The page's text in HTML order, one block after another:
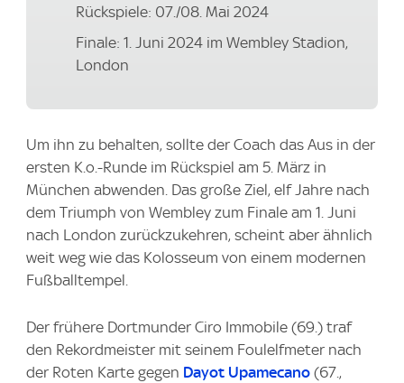
Rückspiele: 07./08. Mai 2024
Finale: 1. Juni 2024 im Wembley Stadion,
London
Um ihn zu behalten, sollte der Coach das Aus in der
ersten K.o.-Runde im Rückspiel am 5. März in
München abwenden. Das große Ziel, elf Jahre nach
dem Triumph von Wembley zum Finale am 1. Juni
nach London zurückzukehren, scheint aber ähnlich
weit weg wie das Kolosseum von einem modernen
Fußballtempel.
Der frühere Dortmunder Ciro Immobile (69.) traf
den Rekordmeister mit seinem Foulelfmeter nach
der Roten Karte gegen Dayot Upamecano (67.,